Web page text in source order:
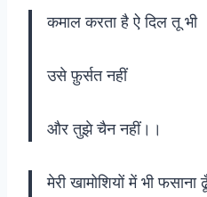
कमाल करता है ऐ दिल तू भी
उसे फ़ुर्सत नहीं
और तुझे चैन नहीं।।
मेरी खामोशियों में भी